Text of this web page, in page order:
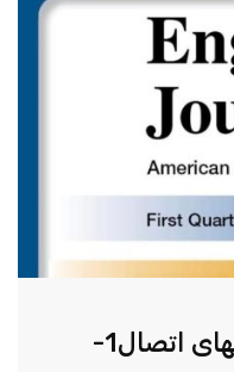
مقاومت پلاستیک المانهای اتصال1-